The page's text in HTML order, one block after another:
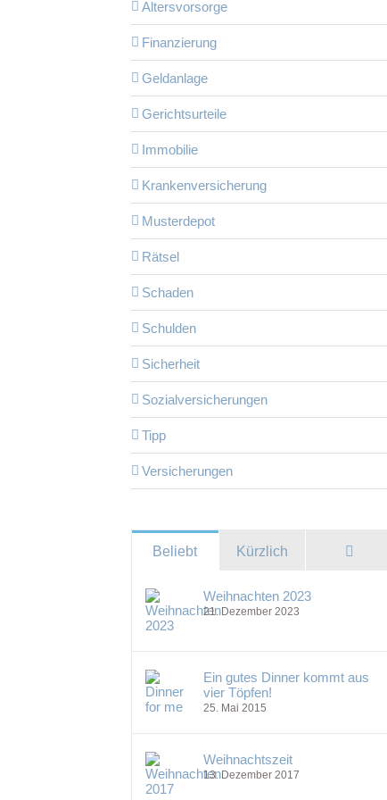
Altersvorsorge
Finanzierung
Geldanlage
Gerichtsurteile
Immobilie
Krankenversicherung
Musterdepot
Rätsel
Schaden
Schulden
Sicherheit
Sozialversicherungen
Tipp
Versicherungen
Beliebt Kürzlich
Weihnachten 2023
21. Dezember 2023
Ein gutes Dinner kommt aus
vier Töpfen!
25. Mai 2015
Weihnachtszeit
13. Dezember 2017